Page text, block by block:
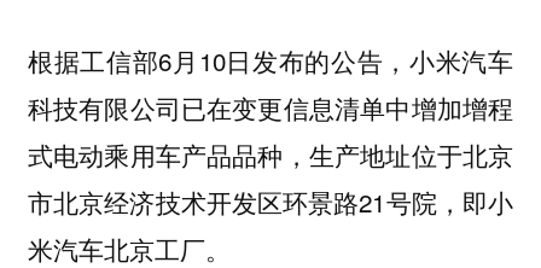
根据工信部6月10日发布的公告，小米汽车
科技有限公司已在变更信息清单中增加增程
式电动乘用车产品品种，生产地址位于北京
市北京经济技术开发区环景路21号院，即小
米汽车北京工厂。